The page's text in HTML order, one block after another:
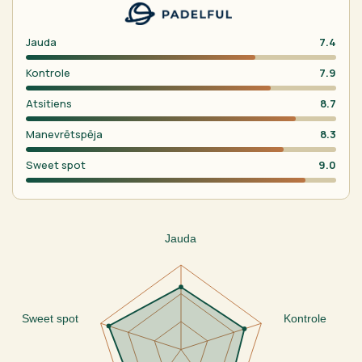
Jauda 7.4
Kontrole 7.9
Atsitiens 8.7
Manevrētspēja 8.3
Sweet spot 9.0
Jauda
Kontrole
Sweet spot